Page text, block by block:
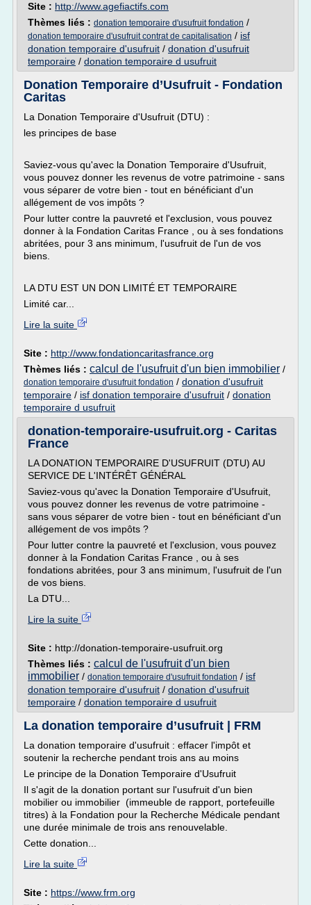
Site : http://www.agefiactifs.com
Thèmes liés : donation temporaire d'usufruit fondation /
donation temporaire d'usufruit contrat de capitalisation / isf
donation temporaire d'usufruit / donation d'usufruit
temporaire / donation temporaire d usufruit
Donation Temporaire d’Usufruit - Fondation
Caritas
La Donation Temporaire d'Usufruit (DTU) :
les principes de base
Saviez-vous qu'avec la Donation Temporaire d'Usufruit,
vous pouvez donner les revenus de votre patrimoine - sans
vous séparer de votre bien - tout en bénéficiant d'un
allégement de vos impôts ?
Pour lutter contre la pauvreté et l'exclusion, vous pouvez
donner à la Fondation Caritas France , ou à ses fondations
abritées, pour 3 ans minimum, l'usufruit de l'un de vos
biens.
LA DTU EST UN DON LIMITÉ ET TEMPORAIRE
Limité car...
Lire la suite
Site : http://www.fondationcaritasfrance.org
Thèmes liés : calcul de l'usufruit d'un bien immobilier /
donation temporaire d'usufruit fondation / donation d'usufruit
temporaire / isf donation temporaire d'usufruit / donation
temporaire d usufruit
donation-temporaire-usufruit.org - Caritas
France
LA DONATION TEMPORAIRE D'USUFRUIT (DTU) AU
SERVICE DE L'INTÉRÊT GÉNÉRAL
Saviez-vous qu'avec la Donation Temporaire d'Usufruit,
vous pouvez donner les revenus de votre patrimoine -
sans vous séparer de votre bien - tout en bénéficiant d'un
allégement de vos impôts ?
Pour lutter contre la pauvreté et l'exclusion, vous pouvez
donner à la Fondation Caritas France , ou à ses
fondations abritées, pour 3 ans minimum, l'usufruit de l'un
de vos biens.
La DTU...
Lire la suite
Site : http://donation-temporaire-usufruit.org
Thèmes liés : calcul de l'usufruit d'un bien
immobilier / donation temporaire d'usufruit fondation / isf
donation temporaire d'usufruit / donation d'usufruit
temporaire / donation temporaire d usufruit
La donation temporaire d’usufruit | FRM
La donation temporaire d'usufruit : effacer l'impôt et
soutenir la recherche pendant trois ans au moins
Le principe de la Donation Temporaire d'Usufruit
Il s'agit de la donation portant sur l'usufruit d'un bien
mobilier ou immobilier (immeuble de rapport, portefeuille
titres) à la Fondation pour la Recherche Médicale pendant
une durée minimale de trois ans renouvelable.
Cette donation...
Lire la suite
Site : https://www.frm.org